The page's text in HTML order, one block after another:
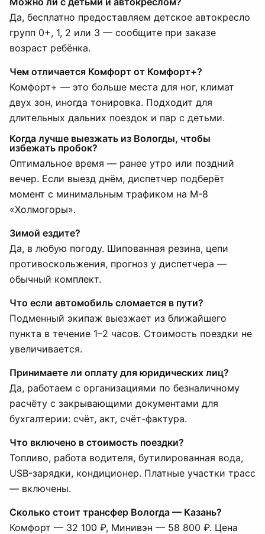
Да, бесплатно предоставляем детское автокресло
групп 0+, 1, 2 или 3 — сообщите при заказе
возраст ребёнка.
Чем отличается Комфорт от Комфорт+?
Комфорт+ — это больше места для ног, климат
двух зон, иногда тонировка. Подходит для
длительных дальних поездок и пар с детьми.
Когда лучше выезжать из Вологды, чтобы
избежать пробок?
Оптимальное время — ранее утро или поздний
вечер. Если выезд днём, диспетчер подберёт
момент с минимальным трафиком на М-8
«Холмогоры».
Зимой ездите?
Да, в любую погоду. Шипованная резина, цепи
противоскольжения, прогноз у диспетчера —
обычный комплект.
Что если автомобиль сломается в пути?
Подменный экипаж выезжает из ближайшего
пункта в течение 1–2 часов. Стоимость поездки не
увеличивается.
Принимаете ли оплату для юридических лиц?
Да, работаем с организациями по безналичному
расчёту с закрывающими документами для
бухгалтерии: счёт, акт, счёт-фактура.
Что включено в стоимость поездки?
Топливо, работа водителя, бутилированная вода,
USB-зарядки, кондиционер. Платные участки трасс
— включены.
Сколько стоит трансфер Вологда — Казань?
Комфорт — 32 100 ₽, Минивэн — 58 800 ₽. Цена